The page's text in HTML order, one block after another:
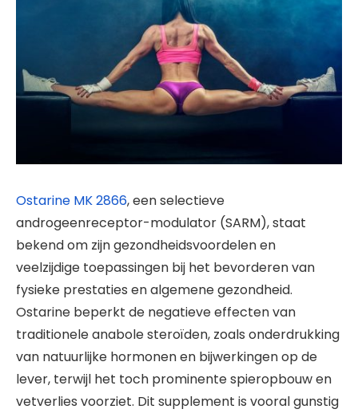
Ostarine MK 2866, een selectieve
androgeenreceptor-modulator (SARM), staat
bekend om zijn gezondheidsvoordelen en
veelzijdige toepassingen bij het bevorderen van
fysieke prestaties en algemene gezondheid.
Ostarine beperkt de negatieve effecten van
traditionele anabole steroïden, zoals onderdrukking
van natuurlijke hormonen en bijwerkingen op de
lever, terwijl het toch prominente spieropbouw en
vetverlies voorziet. Dit supplement is vooral gunstig